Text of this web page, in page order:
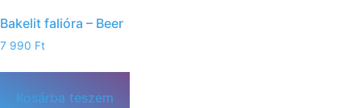
Bakelit falióra – Beer
7 990 Ft
Kosárba teszem